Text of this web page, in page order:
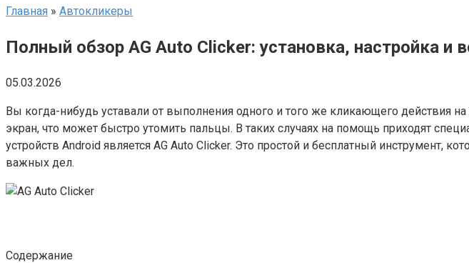
Главная » Автокликеры
Полный обзор AG Auto Clicker: установка, настройка и
05.03.2026
Вы когда-нибудь уставали от выполнения одного и того же кликающего действия
экран, что может быстро утомить пальцы. В таких случаях на помощь приходят
устройств Android является AG Auto Clicker. Это простой и бесплатный
важных дел.
Содержание